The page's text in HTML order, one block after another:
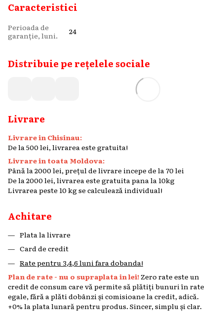
Caracteristici
Perioada de
garanție, luni.
24
Distribuie pe rețelele sociale
Livrare
Livrare in Chisinau:
De la 500 lei, livrarea este gratuita!
Livrare in toata Moldova:
Până la 2000 lei, prețul de livrare incepe de la 70 lei
De la 2000 lei, livrarea este gratuita pana la 10kg
Livrarea peste 10 kg se calculează individual!
Achitare
Plata la livrare
Card de credit
Rate pentru 3,4,6 luni fara dobanda!
Plan de rate - nu o supraplata in lei! Zero rate este un
credit de consum care vă permite să plătiți bunuri în rate
egale, fără a plăti dobânzi și comisioane la credit, adică.
+0% la plata lunară pentru produs. Sincer, simplu și clar.